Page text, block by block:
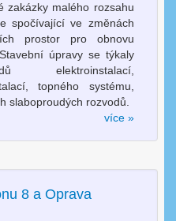
zakázky malého rozsahu
spočívající ve změnách
prostor pro obnovu
úpravy se týkaly
elektroinstalací,
topného systému,
slaboproudých rozvodů.
více »
8 a Oprava